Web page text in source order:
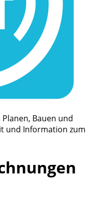
Bauen und
und Information zum